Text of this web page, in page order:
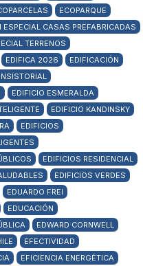
ECOPARQUE
ESPECIAL CASAS PREFABRICADAS
TERRENOS
EDIFICA 2026
EDIFICACIÓN
EDIFICIO ESMERALDA
EDIFICIO KANDINSKY
EDIFICIOS
EDIFICIOS RESIDENCIAL
EDIFICIOS VERDES
EDUARDO FREI
EDUCACIÓN
EDWARD CORNWELL
EFECTIVIDAD
EFICIENCIA ENERGÉTICA